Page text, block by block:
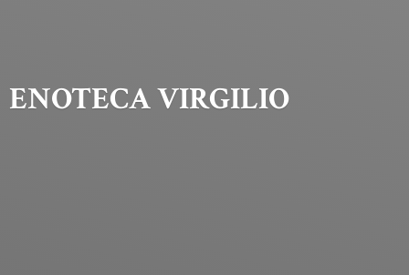
ENOTECA VIRGILIO